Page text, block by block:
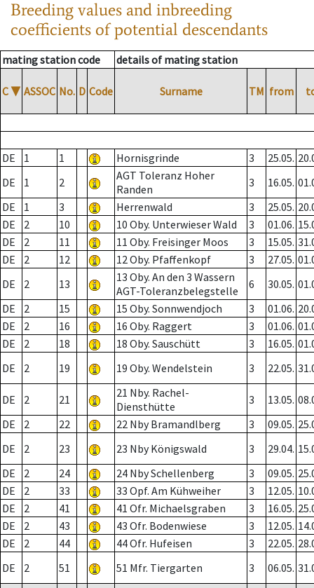
Breeding values and inbreeding
coefficients of potential descendants
mating station code details of mating station
C ▼ ASSOC No. D Code Surname TM from
DE 1 1 Hornisgrinde 3 25.05.
DE
1 2
AGT Toleranz Hoher
Randen
3 16.05.
DE
1 3 Herrenwald 3 25.05.
DE
2 10 10 Oby. Unterwieser Wald 3 01.06.
DE
2 11 11 Oby. Freisinger Moos 3 15.05.
DE
2 12 12 Oby. Pfaffenkopf 3 27.05.
DE
2 13
13 Oby. An den 3 Wassern
AGT-Toleranzbelegstelle
6 30.05.
DE
2 15 15 Oby. Sonnwendjoch 3 01.06.
DE
2 16 16 Oby. Raggert 3 01.06.
DE
2 18 18 Oby. Sauschütt 3 16.05.
DE
2 19 19 Oby. Wendelstein 3 22.05.
DE 2 21
21 Nby. Rachel-
Diensthütte
3 13.05.
DE
2 22 22 Nby Bramandlberg 3 09.05.
DE
2 23 23 Nby Königswald 3 29.04.
DE
2 24 24 Nby Schellenberg 3 09.05.
DE
2 33 33 Opf. Am Kühweiher 3 12.05.
DE
2 41 41 Ofr. Michaelsgraben 3 16.05.
DE
2 43 43 Ofr. Bodenwiese 3 12.05.
DE
2 44 44 Ofr. Hufeisen 3 22.05.
DE
2 51 51 Mfr. Tiergarten 3 06.05.